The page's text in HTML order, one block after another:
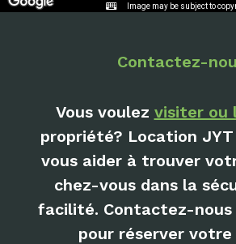
Image may be subject to
Contactez-
Vous voulez visiter ou
propriété? Location JYT
vous aider à trouver
chez-vous dans la
facilité. Contactez-nous
pour réserver